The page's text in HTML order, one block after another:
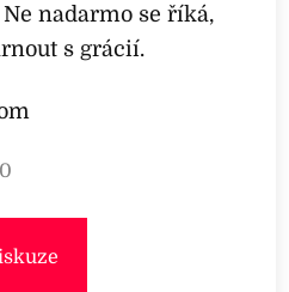
nadarmo se říká,
s grácií.
0